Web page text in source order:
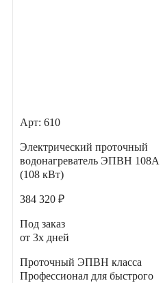
Арт: 610
Электрический проточный
водонагреватель ЭПВН 108А
(108 кВт)
384 320 ₽
Под заказ
от 3х дней
Проточный ЭПВН класса
Профессионал для быстрого